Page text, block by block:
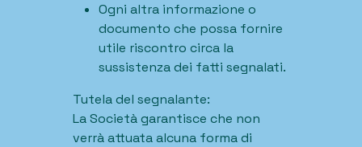
Ogni altra informazione o
documento che possa fornire
utile riscontro circa la
sussistenza dei fatti segnalati.
Tutela del segnalante:
La Società garantisce che non
verrà attuata alcuna forma di